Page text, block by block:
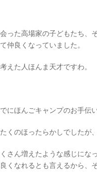
った高場家の子どもたち、
仲良くなっていました。
えた人ほんま天才ですわ。
にほんごキャンプのお手伝
くのほったらかしでしたが
さん増えたような感じにな
くなれるとも言えるから、